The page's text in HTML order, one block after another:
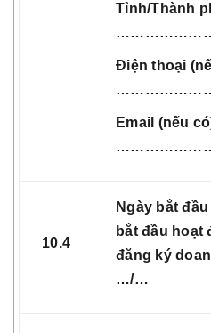
Tỉnh/Thành
Điện thoại
Email (nếu
10.4
Ngày bắt
bắt đầu
đăng ký
…/…